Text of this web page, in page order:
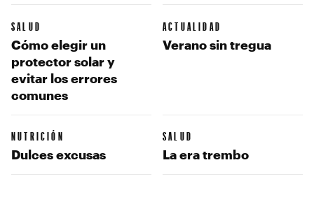
SALUD
Cómo elegir un
protector solar y
evitar los errores
comunes
ACTUALIDAD
Verano sin tregua
NUTRICIÓN
Dulces excusas
SALUD
La era trembo